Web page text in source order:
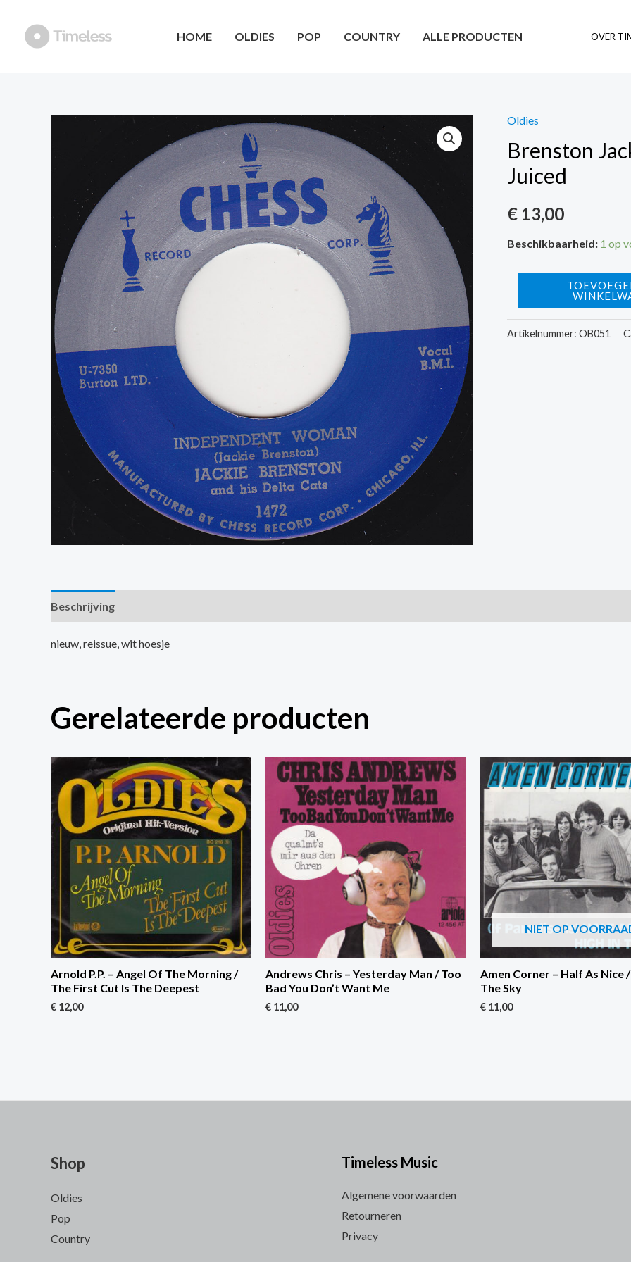
HOME OLDIES POP COUNTRY ALLE PRODUCTEN OVER
Oldies
Brenston
Juiced
€ 13,00
Beschikbaarheid: 1 op
-
Artikelnummer: OB051
Beschrijving
nieuw, reissue, wit hoesje
Gerelateerde producten
Arnold P.P. – Angel Of The Morning /
The First Cut Is The Deepest
€ 12,00
Andrews Chris – Yesterday Man / Too
Bad You Don’t Want Me
€ 11,00
NIET OP
Amen Corner – Half As Nice
The Sky
€ 11,00
Shop
Oldies
Pop
Country
Timeless Music
Algemene voorwaarden
Retourneren
Privacy